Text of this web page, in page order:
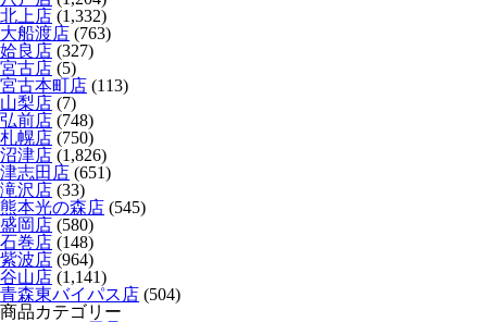
北上店 (1,332)
大船渡店 (763)
姶良店 (327)
宮古店 (5)
宮古本町店 (113)
山梨店 (7)
弘前店 (748)
札幌店 (750)
沼津店 (1,826)
津志田店 (651)
滝沢店 (33)
熊本光の森店 (545)
盛岡店 (580)
石巻店 (148)
紫波店 (964)
谷山店 (1,141)
青森東バイパス店 (504)
商品カテゴリー